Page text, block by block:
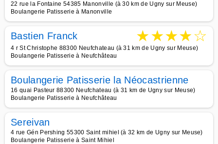
22 rue la Fontaine 54385 Manonville (à 30 km de Ugny sur Meuse)
Boulangerie Patisserie à Manonville
Bastien Franck ★★★★☆
4 r St Christophe 88300 Neufchateau (à 31 km de Ugny sur Meuse)
Boulangerie Patisserie à Neufchâteau
Boulangerie Patisserie la Néocastrienne
16 quai Pasteur 88300 Neufchateau (à 31 km de Ugny sur Meuse)
Boulangerie Patisserie à Neufchâteau
Sereivan
4 rue Gén Pershing 55300 Saint mihiel (à 32 km de Ugny sur Meuse)
Boulangerie Patisserie à Saint Mihiel